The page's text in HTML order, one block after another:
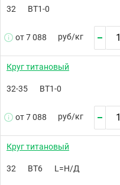
32 ВТ1-0
от 7 088 руб/кг
Круг титановый
32-35 ВТ1-0
от 7 088 руб/кг
Круг титановый
32 ВТ6 L=Н/Д